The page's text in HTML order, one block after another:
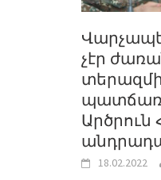
չէր
Արծրուն
18.02.2022